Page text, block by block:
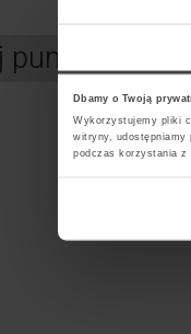
Dbamy o Twoją
Wykorzystujemy pliki
witryny, udostępniamy
podczas korzystania z